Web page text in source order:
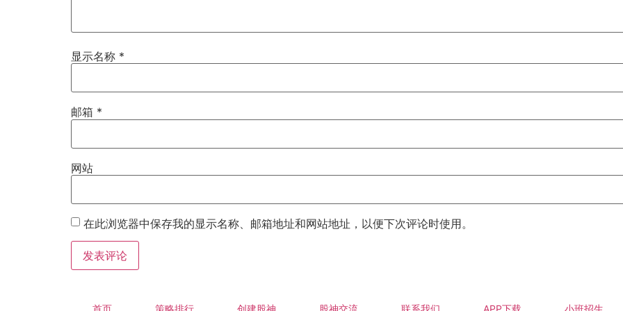
显示名称 *
邮箱 *
网站
在此浏览器中保存我的显示名称、邮箱地址和网站地址，以便下次评论时使用。